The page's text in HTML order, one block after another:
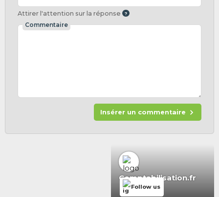
Attirer l'attention sur la réponse
Commentaire
Insérer un commentaire
Comptabilisation.fr
Follow us